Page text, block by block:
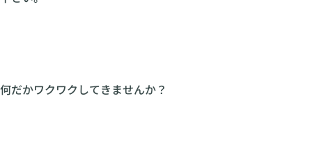
何だかワクワクしてきませんか？